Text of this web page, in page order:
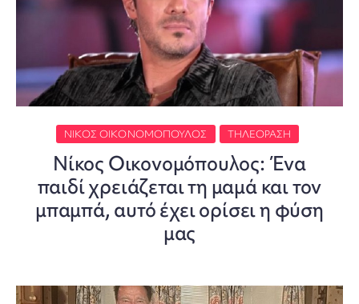
ΝΊΚΟΣ ΟΙΚΟΝΟΜΌΠΟΥΛΟΣ ΤΗΛΕΌΡΑΣΗ
Νίκος Οικονομόπουλος: Ένα
παιδί χρειάζεται τη μαμά και τον
μπαμπά, αυτό έχει ορίσει η φύση
μας